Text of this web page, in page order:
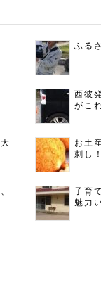
ふる
西彼
がこ
お土
刺し
子育
魅力